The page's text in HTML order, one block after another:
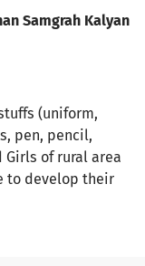
Samgrah Kalyan
(uniform,
pen, pencil,
of rural area
to develop their